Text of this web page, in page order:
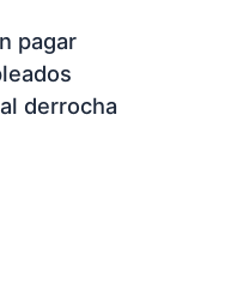
pagar
derrocha